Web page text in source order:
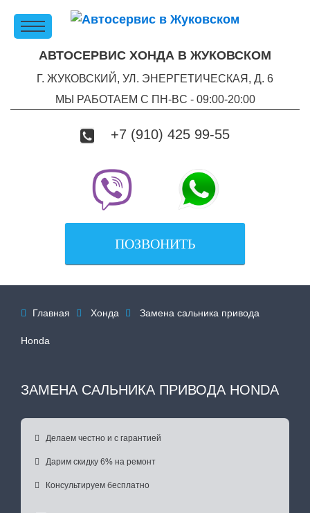
АВТОСЕРВИС ХОНДА В ЖУКОВСКОМ
Г. ЖУКОВСКИЙ, УЛ. ЭНЕРГЕТИЧЕСКАЯ, Д. 6
МЫ РАБОТАЕМ С ПН-ВC - 09:00-20:00
+7 (910) 425 99-55
ПОЗВОНИТЬ
 Главная  Хонда  Замена сальника привода
Honda
ЗАМЕНА САЛЬНИКА ПРИВОДА HONDA
 Делаем честно и с гарантией
 Дарим скидку 6% на ремонт
 Консультируем бесплатно